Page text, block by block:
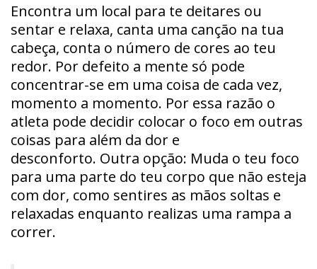
Encontra um local para te deitares ou
sentar e relaxa, canta uma canção na tua
cabeça, conta o número de cores ao teu
redor. Por defeito a mente só pode
concentrar-se em uma coisa de cada vez,
momento a momento. Por essa razão o
atleta pode decidir colocar o foco em outras
coisas para além da dor e
desconforto. Outra opção: Muda o teu foco
para uma parte do teu corpo que não esteja
com dor, como sentires as mãos soltas e
relaxadas enquanto realizas uma rampa a
correr.